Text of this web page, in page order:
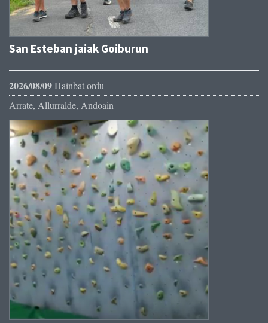
San Esteban jaiak Goiburun
2026/08/09Hainbat ordu
Arrate, Allurralde, Andoain